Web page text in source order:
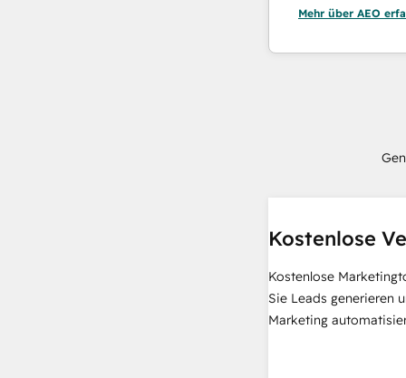
Mehr über AEO
Kostenlose
Kostenlose
Sie Leads generieren
Marketing